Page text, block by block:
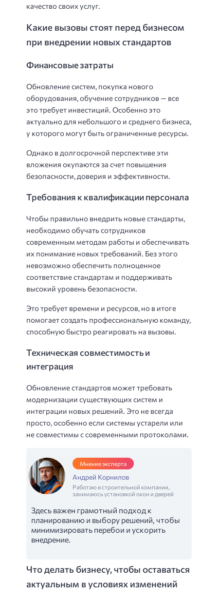
качество своих услуг.
Какие вызовы стоят перед бизнесом
при внедрении новых стандартов
Финансовые затраты
Обновление систем, покупка нового
оборудования, обучение сотрудников — все
это требует инвестиций. Особенно это
актуально для небольшого и среднего бизнеса,
у которого могут быть ограниченные ресурсы.
Однако в долгосрочной перспективе эти
вложения окупаются за счет повышения
безопасности, доверия и эффективности.
Требования к квалификации персонала
Чтобы правильно внедрить новые стандарты,
необходимо обучать сотрудников
современным методам работы и обеспечивать
их понимание новых требований. Без этого
невозможно обеспечить полноценное
соответствие стандартам и поддерживать
высокий уровень безопасности.
Это требует времени и ресурсов, но в итоге
помогает создать профессиональную команду,
способную быстро реагировать на вызовы.
Техническая совместимость и
интеграция
Обновление стандартов может требовать
модернизации существующих систем и
интеграции новых решений. Это не всегда
просто, особенно если системы устарели или
не совместимы с современными протоколами.
Мнение эксперта
Андрей Корнилов
Работаю в строительной компании,
занимаюсь установкой окон и дверей
Здесь важен грамотный подход к
планированию и выбору решений, чтобы
минимизировать перебои и ускорить
внедрение.
Что делать бизнесу, чтобы оставаться
актуальным в условиях изменений